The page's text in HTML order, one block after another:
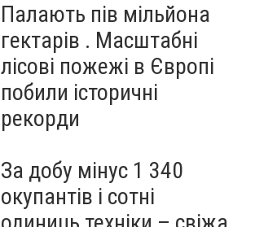
Палають пів мільйона
гектарів . Масштабні
лісові пожежі в Європі
побили історичні
рекорди
За добу мінус 1 340
окупантів і сотні